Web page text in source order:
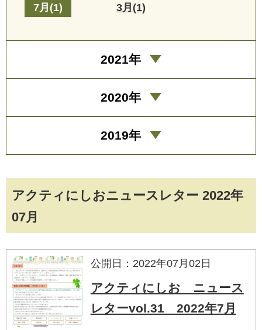
アクティにしおニュースレター 2022年
07月
公開日：2022年07月02日
アクティにしお ニュース
レターvol.31 2022年7月
7月(1) 3月(1)
2021年
2020年
2019年